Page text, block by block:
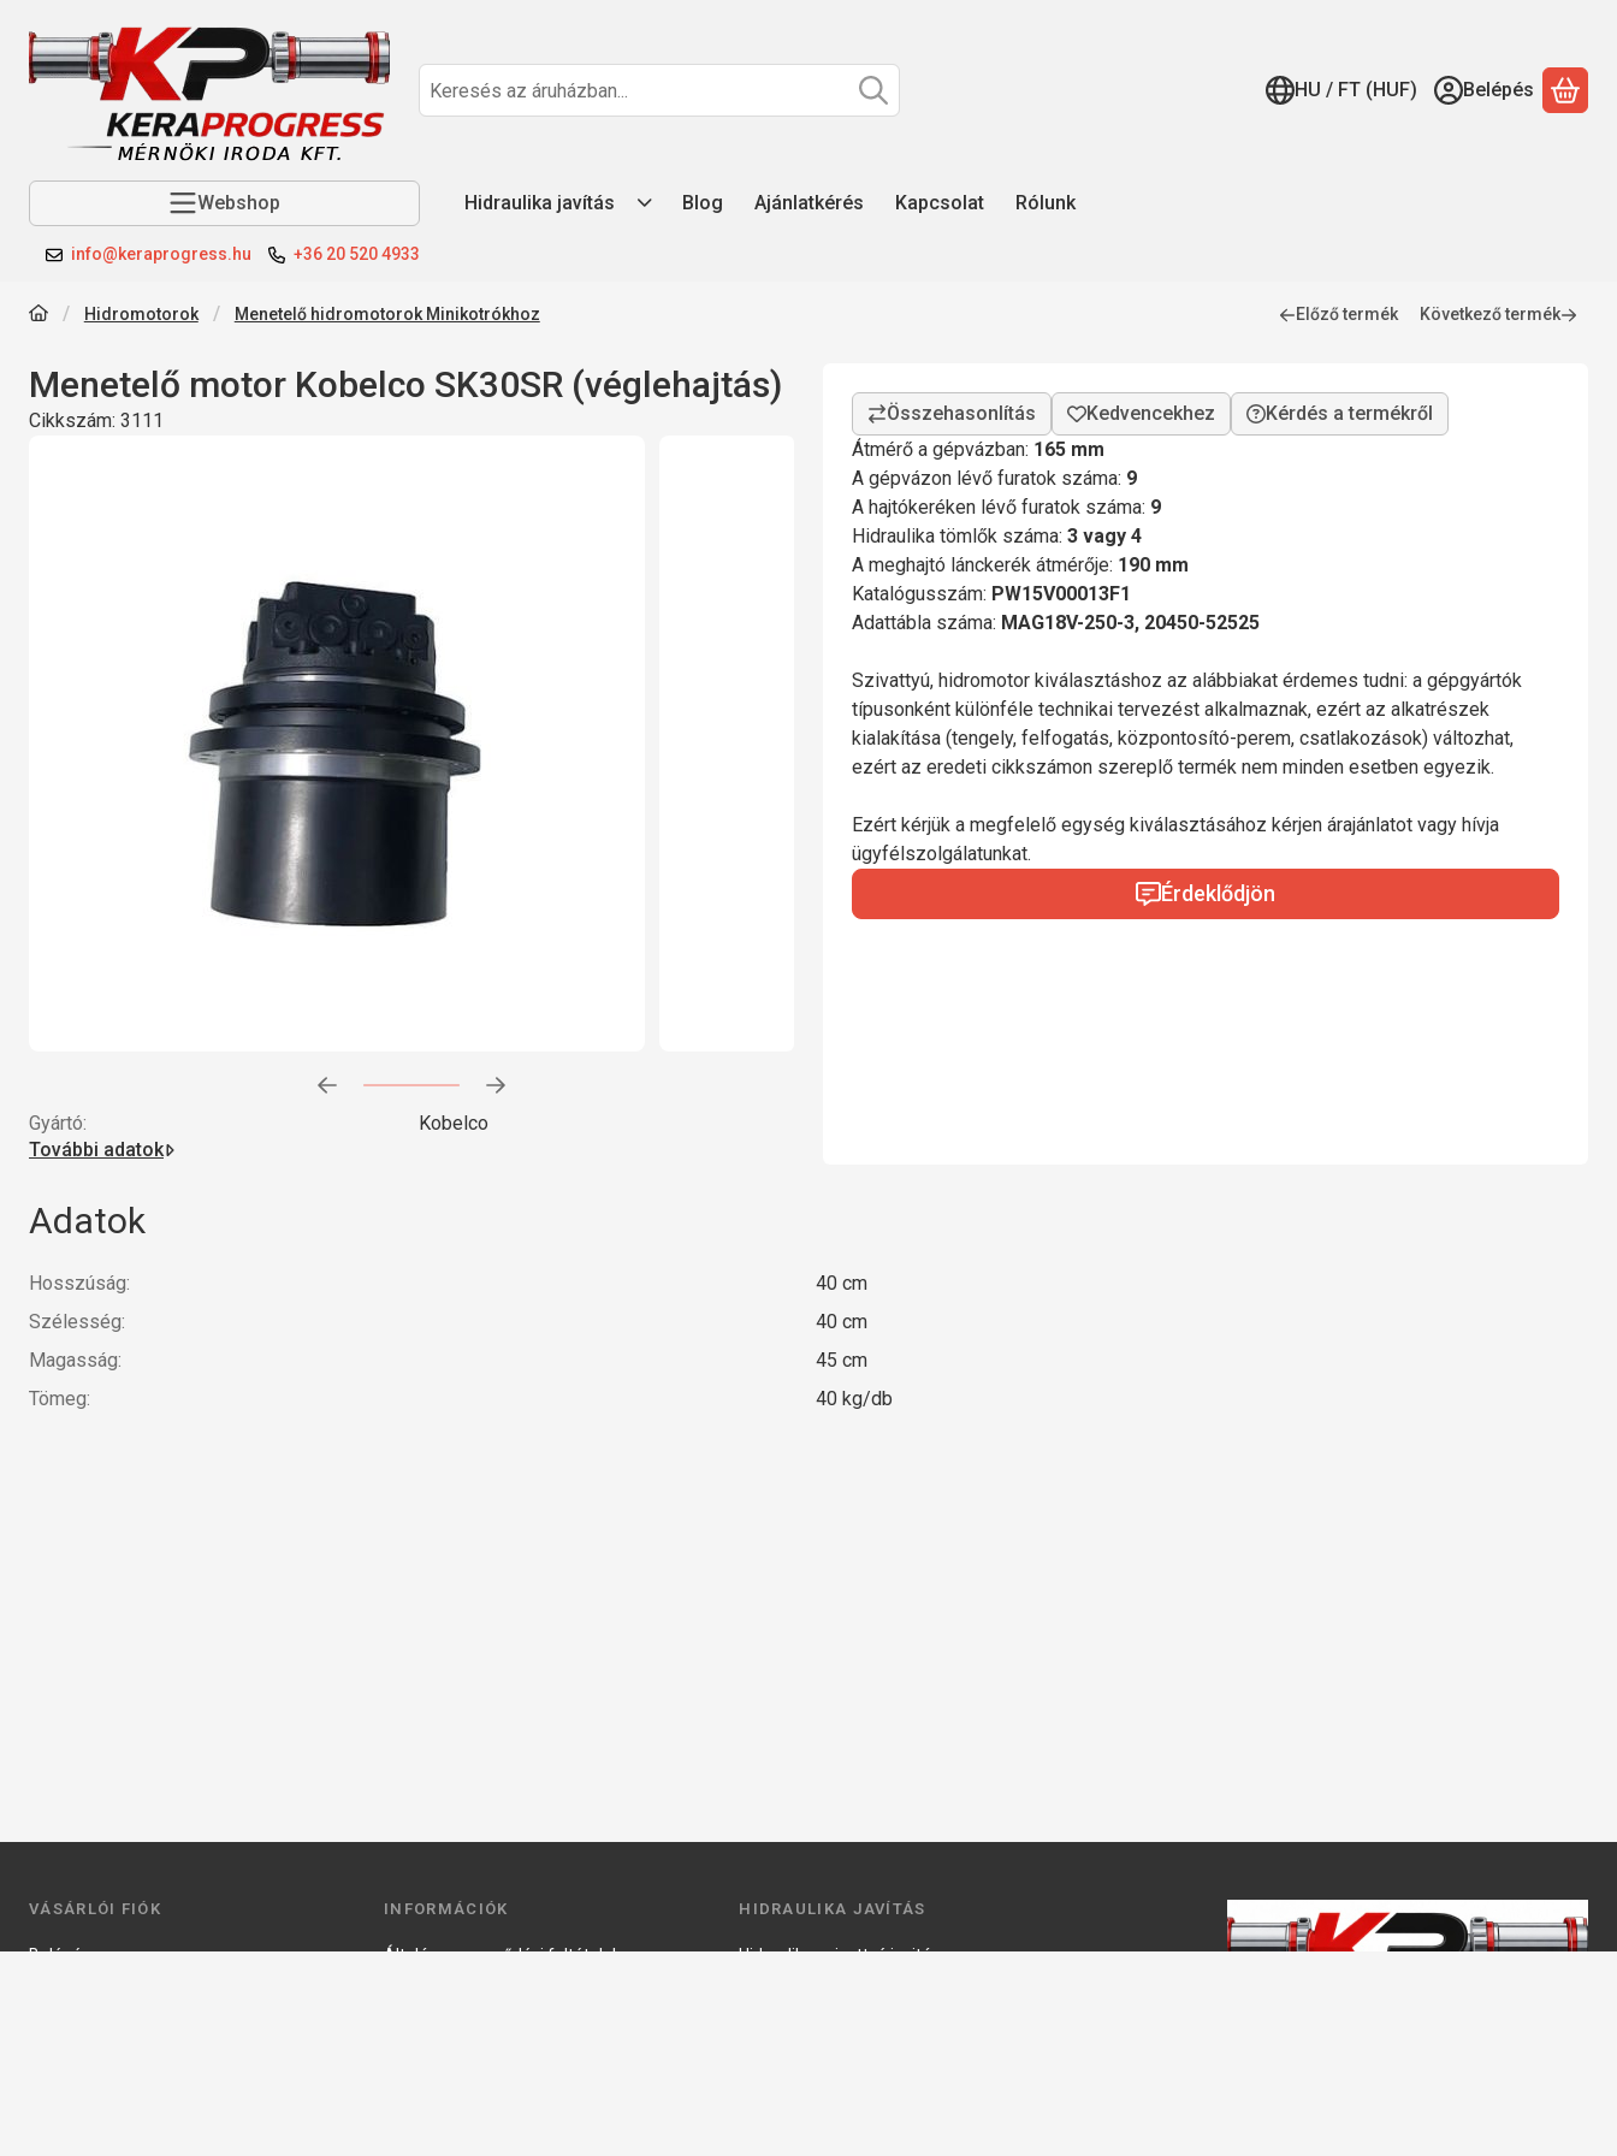
HU / FT (HUF) Belépés A
Webshop Hidraulika javítás Blog Ajánlatkérés Kapcsolat Rólunk
info@keraprogress.hu +36 20 520 4933
Hidromotorok Menetelő hidromotorok Minikotrókhoz Előző termék Következő termék
Menetelő motor Kobelco SK30SR (véglehajtás)
Cikkszám: 3111
Gyártó:
Kobelco
További adatok
Kérdés a termékről
Átmérő a gépvázban: 165 mm
A gépvázon lévő furatok száma: 9
A hajtókeréken lévő furatok száma: 9
Hidraulika tömlők száma: 3 vagy 4
A meghajtó lánckerék átmérője: 190 mm
Katalógusszám: PW15V00013F1
Adattábla száma: MAG18V-250-3, 20450-52525
Szivattyú, hidromotor kiválasztáshoz az alábbiakat érdemes tudni: a gépgyártók
típusonként különféle technikai tervezést alkalmaznak, ezért az alkatrészek
kialakítása (tengely, felfogatás, központosító-perem, csatlakozások) változhat,
ezért az eredeti cikkszámon szereplő termék nem minden esetben egyezik.
Ezért kérjük a megfelelő egység kiválasztásához kérjen árajánlatot vagy hívja
ügyfélszolgálatunkat.
Érdeklődjön
Adatok
Hosszúság:
40 cm
Szélesség:
40 cm
Magasság:
45 cm
Tömeg:
40 kg/db
VÁSÁRLÓI FIÓK
Belépés
INFORMÁCIÓK
Általános szerződési feltételek
HIDRAULIKA JAVÍTÁS
Hidraulika szivattyú javitás